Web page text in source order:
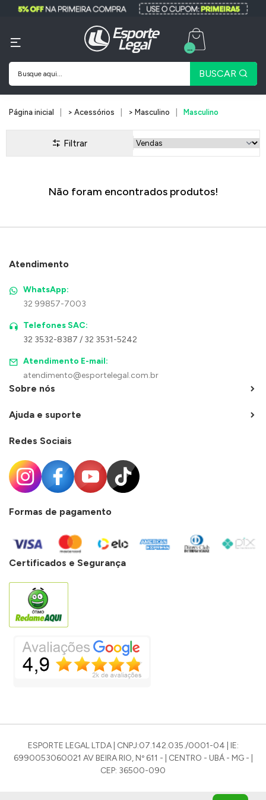
BUSCAR
...
Página inicial > Acessórios > Masculino Masculino
Filtrar
Não foram encontrados produtos!
Atendimento
WhatsApp:
32 99857-7003
Telefones SAC:
32 3532-8387 / 32 3531-5242
Atendimento E-mail:
atendimento@esportelegal.com.br
Sobre nós
Ajuda e suporte
Redes Sociais
Formas de pagamento
Certificados e Segurança
ESPORTE LEGAL LTDA | CNPJ:07.142.035./0001-04 | IE:
6990053060021 AV BEIRA RIO, Nº 611 - | CENTRO - UBÁ - MG - |
CEP: 36500-090